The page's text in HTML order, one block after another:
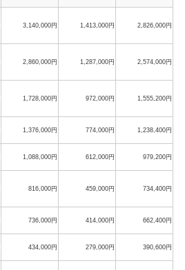
3,140,000円 1,413,000円 2,826,000円
2,860,000円 1,287,000円 2,574,000円
1,728,000円 972,000円 1,555,200円
1,376,000円 774,000円 1,238,400円
1,088,000円 612,000円 979,200円
816,000円 459,000円 734,400円
736,000円 414,000円 662,400円
434,000円 279,000円 390,600円